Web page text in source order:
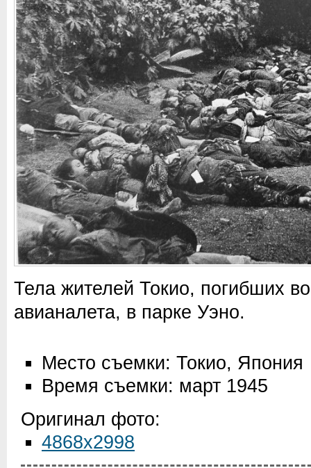
Тела жителей Токио, погибших
авианалета, в парке Уэно.
Место съемки: Токио, Япония
Время съемки: март 1945
Оригинал фото:
4868x2998